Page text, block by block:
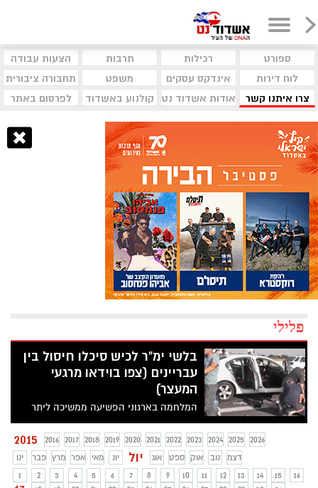
ספורט רכילות תרבות
הצעות עבודה
לוח דירות
אינדקס עסקים משפט
תחבורה ציבורית
צרו איתנו קשר
אודות אשדוד נט קולנוע באשדוד לפרסום באתר
פלילי
בלשי ימ"ר לכיש סיכלו חיסול בין
עבריינים (צפו בוידאו מרגעי
המעצר)
המלחמה בארגוני הפשיעה ממשיכה ליתר
שאת, אחרי גל האירועים הפלילים באזורינו,
ביחידה המרכזית של מרחב לכיש מפשילים
שרוולים נגד ארגוני הפשיעה, גדולים וקטנים
כאחד. הסיכול האחרון היה בצומת גן יבנה,
שם זינקו הבלשים עם אקדחים שלופים ועצרו
2015 2016 2017 2018 2019 2020 2021 2022 2023 2024 2025
2026
ינו
פבר מרץ אפר מאי יונ יול אוג ספט אוק נוב
דצמ
1
2 3 4 5 6 7 8 9 10 11 12 13 14 15 16